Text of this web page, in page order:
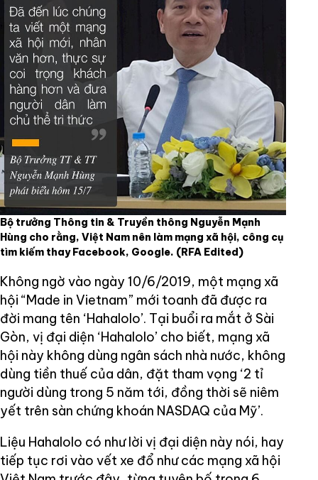
Bộ trưởng Thông tin & Truyền thông Nguyễn Mạnh
Hùng cho rằng, Việt Nam nên làm mạng xã hội, công cụ
tìm kiếm thay Facebook, Google. (RFA Edited)
Không ngờ vào ngày 10/6/2019, một mạng xã
hội “Made in Vietnam” mới toanh đã được ra
đời mang tên ‘Hahalolo’. Tại buổi ra mắt ở Sài
Gòn, vị đại diện ‘Hahalolo’ cho biết, mạng xã
hội này không dùng ngân sách nhà nước, không
dùng tiền thuế của dân, đặt tham vọng ‘2 tỉ
người dùng trong 5 năm tới, đồng thời sẽ niêm
yết trên sàn chứng khoán NASDAQ của Mỹ’.
Liệu Hahalolo có như lời vị đại diện này nói, hay
tiếp tục rơi vào vết xe đổ như các mạng xã hội